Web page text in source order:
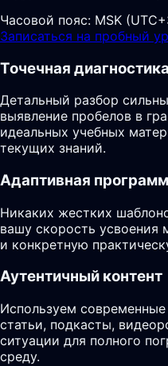
Часовой пояс: MSK
Записаться на пробный
Точечная диагностика
Детальный разбор
выявление пробелов в
идеальных учебных
текущих знаний.
Адаптивная
Никаких жестких
вашу скорость усвоения
и конкретную
Аутентичный контент
Используем
статьи, подкасты,
ситуации для полного
среду.